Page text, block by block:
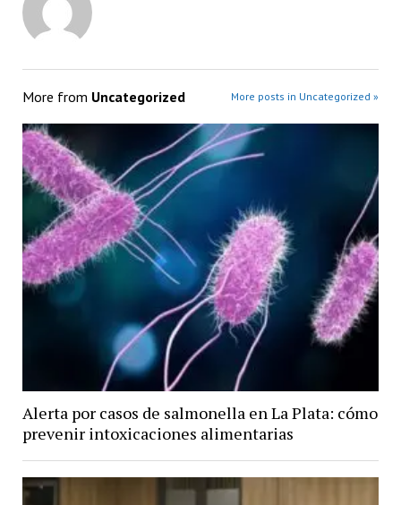
More from Uncategorized More posts in Uncategorized »
Alerta por casos de salmonella en La Plata: cómo
prevenir intoxicaciones alimentarias